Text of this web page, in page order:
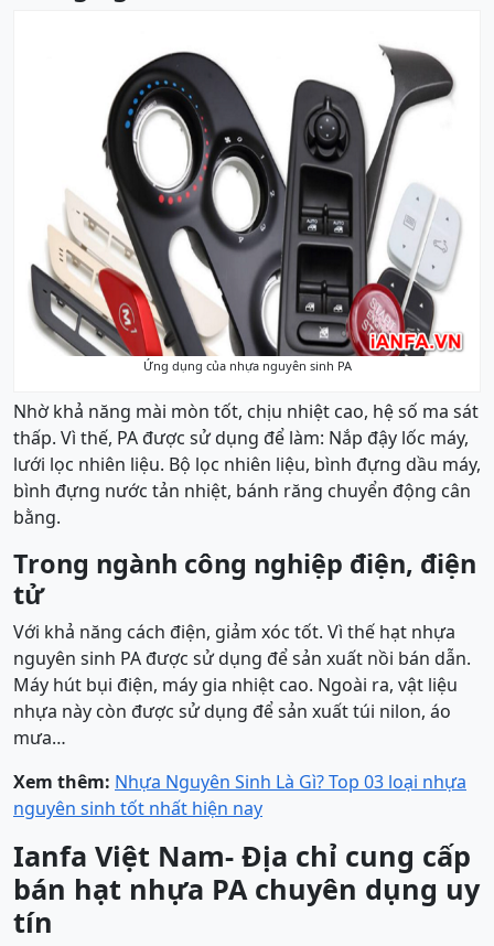
Ứng dụng của nhựa nguyên sinh PA
Nhờ khả năng mài mòn tốt, chịu nhiệt cao, hệ số ma sát
thấp. Vì thế, PA được sử dụng để làm: Nắp đậy lốc máy,
lưới lọc nhiên liệu. Bộ lọc nhiên liệu, bình đựng dầu máy,
bình đựng nước tản nhiệt, bánh răng chuyển động cân
bằng.
Trong ngành công nghiệp điện, điện
tử
Với khả năng cách điện, giảm xóc tốt. Vì thế hạt nhựa
nguyên sinh PA được sử dụng để sản xuất nồi bán dẫn.
Máy hút bụi điện, máy gia nhiệt cao. Ngoài ra, vật liệu
nhựa này còn được sử dụng để sản xuất túi nilon, áo
mưa…
Xem thêm: Nhựa Nguyên Sinh Là Gì? Top 03 loại nhựa
nguyên sinh tốt nhất hiện nay
Ianfa Việt Nam- Địa chỉ cung cấp
bán hạt nhựa PA chuyên dụng uy
tín